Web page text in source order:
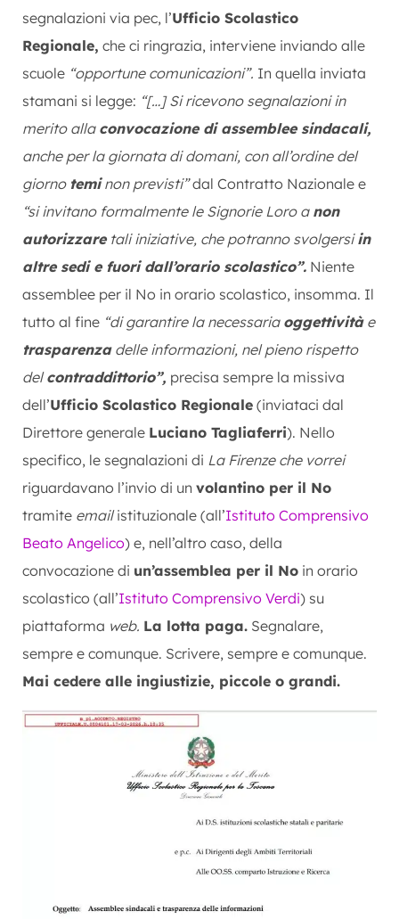
segnalazioni via pec, l’Ufficio Scolastico
Regionale, che ci ringrazia, interviene inviando alle
scuole “opportune comunicazioni”. In quella inviata
stamani si legge: “[…] Si ricevono segnalazioni in
merito alla convocazione di assemblee sindacali,
anche per la giornata di domani, con all’ordine del
giorno teminon previsti”dal Contratto Nazionale e
“si invitano formalmente le Signorie Loro a non
autorizzaretali iniziative, che potranno svolgersiin
altre sedi e fuori dall’orario scolastico”. Niente
assemblee per il No in orario scolastico, insomma. Il
tutto al fine “di garantire la necessaria oggettivitàe
trasparenzadelle informazioni, nel pieno rispetto
delcontraddittorio”, precisa sempre la missiva
dell’Ufficio Scolastico Regionale (inviataci dal
Direttore generale Luciano Tagliaferri). Nello
specifico, le segnalazioni di La Firenze che vorrei
riguardavano l’invio di un volantino per il No
tramite emailistituzionale (all’Istituto Comprensivo
Beato Angelico) e, nell’altro caso, della
convocazione di un’assemblea per il No in orario
scolastico (all’Istituto Comprensivo Verdi) su
piattaforma web. La lotta paga. Segnalare,
sempre e comunque. Scrivere, sempre e comunque.
Mai cedere alle ingiustizie, piccole o grandi.